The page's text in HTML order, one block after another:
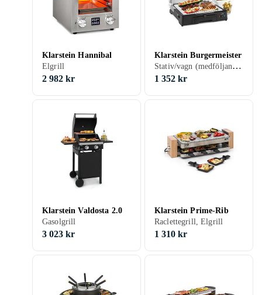
Klarstein Hannibal
Elgrill
2 982 kr
Klarstein Burgermeister
Stativ/vagn (medföljande/inbyggd), Bordsgrill, Elgrill
1 352 kr
Klarstein Valdosta 2.0
Gasolgrill
3 023 kr
Klarstein Prime-Rib
Raclettegrill, Elgrill
1 310 kr